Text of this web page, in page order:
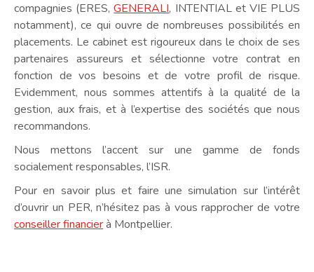
compagnies (ERES,GENERALI, INTENTIAL et VIE PLUS
notamment), ce qui ouvre de nombreuses possibilités en
placements. Le cabinet est rigoureux dans le choix de ses
partenaires assureurs et sélectionne votre contrat en
fonction de vos besoins et de votre profil de risque.
Evidemment, nous sommes attentifs à la qualité de la
gestion, aux frais, et à l’expertise des sociétés que nous
recommandons.
Nous mettons l’accent sur une gamme de fonds
socialement responsables, l’ISR.
Pour en savoir plus et faire une simulation sur l’intérêt
d’ouvrir un PER, n’hésitez pas à vous rapprocher de votre
conseiller financierà Montpellier.